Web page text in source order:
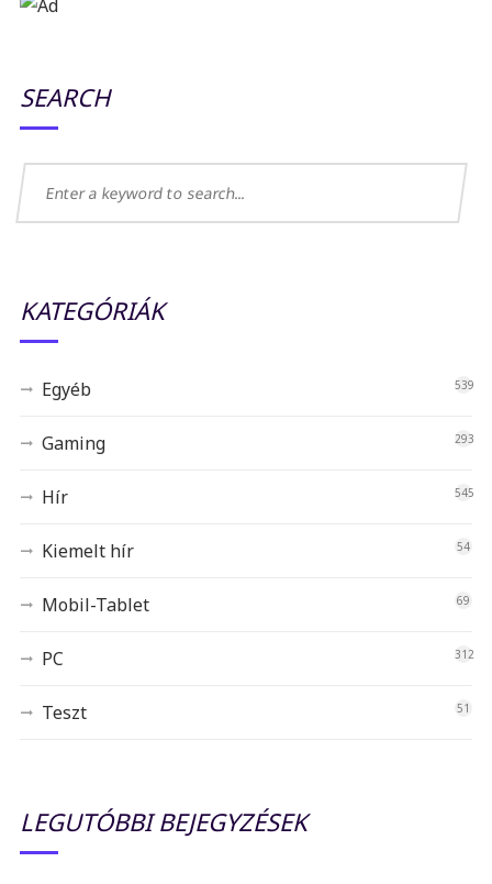
SEARCH
KATEGÓRIÁK
Egyéb 539
Gaming 293
Hír 545
Kiemelt hír 54
Mobil-Tablet 69
PC 312
Teszt 51
LEGUTÓBBI BEJEGYZÉSEK